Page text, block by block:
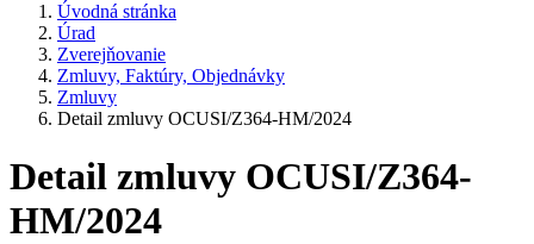
Úvodná stránka
Úrad
Zverejňovanie
Zmluvy, Faktúry, Objednávky
Zmluvy
Detail zmluvy OCUSI/Z364-HM/2024
Detail zmluvy OCUSI/Z364-
HM/2024